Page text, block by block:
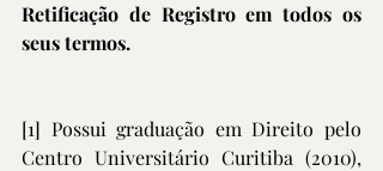
Retificação de Registro em todos os
seus termos.
[1] Possui graduação em Direito pelo
Centro Universitário Curitiba (2010),